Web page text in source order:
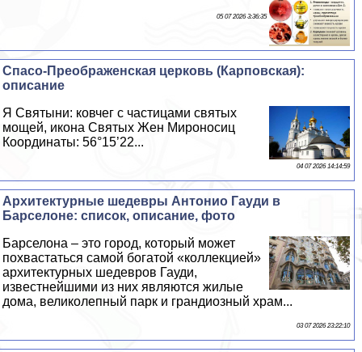
05 07 2026 3:36:35
Спасо-Преображенская церковь (Карповская):
описание
Я Святыни: ковчег с частицами святых
мощей, икона Святых Жен Мироносиц
Координаты: 56°15’22...
04 07 2026 14:14:59
Архитектурные шедевры Антонио Гауди в
Барселоне: список, описание, фото
Барселона – это город, который может
похвастаться самой богатой «коллекцией»
архитектурных шедевров Гауди,
известнейшими из них являются жилые
дома, великолепный парк и грандиозный храм...
03 07 2026 23:22:10